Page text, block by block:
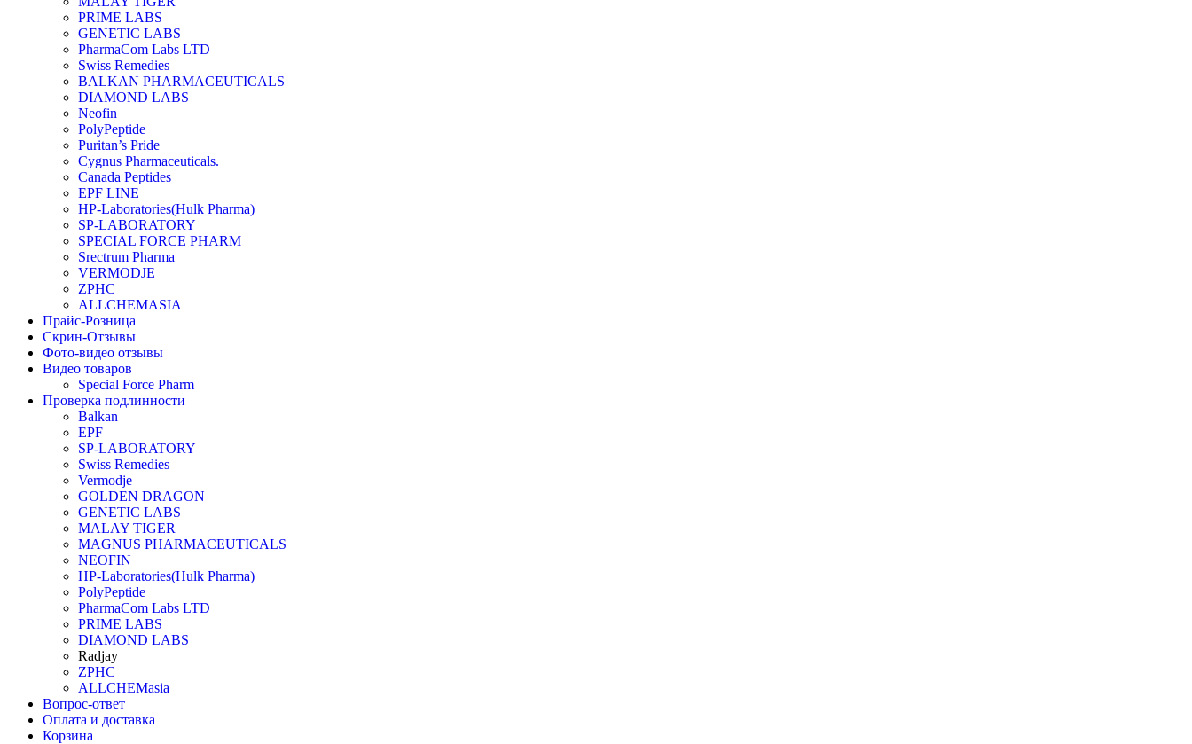
PRIME LABS
GENETIC LABS
PharmaCom Labs LTD
Swiss Remedies
BALKAN PHARMACEUTICALS
DIAMOND LABS
Neofin
PolyPeptide
Puritan’s Pride
Cygnus Pharmaceuticals.
Canada Peptides
EPF LINE
HP-Laboratories(Hulk Pharma)
SP-LABORATORY
SPECIAL FORCE PHARM
Srectrum Pharma
VERMODJE
ZPHC
ALLCHEMASIA
Прайс-Розница
Скрин-Отзывы
Фото-видео отзывы
Видео товаров
Special Force Pharm
Проверка подлинности
Balkan
EPF
SP-LABORATORY
Swiss Remedies
Vermodje
GOLDEN DRAGON
GENETIC LABS
MALAY TIGER
MAGNUS PHARMACEUTICALS
NEOFIN
HP-Laboratories(Hulk Pharma)
PolyPeptide
PharmaCom Labs LTD
PRIME LABS
DIAMOND LABS
Radjay
ZPHC
ALLCHEMasia
Вопрос-ответ
Оплата и доставка
Корзина